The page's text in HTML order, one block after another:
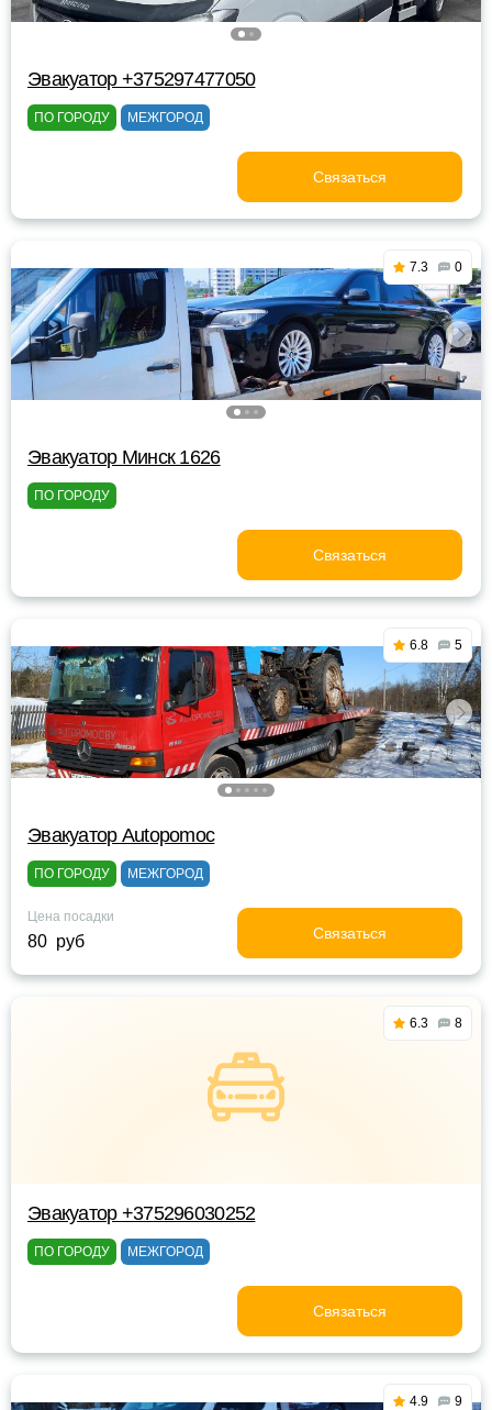
Эвакуатор +375297477050
ПО ГОРОДУ МЕЖГОРОД
Связаться
7.3 0
Эвакуатор Минск 1626
ПО ГОРОДУ
Связаться
6.8 5
Эвакуатор Autopomoc
ПО ГОРОДУ МЕЖГОРОД
Цена посадки
80 руб Связаться
6.3 8
Эвакуатор +375296030252
ПО ГОРОДУ МЕЖГОРОД
Связаться
4.9 9